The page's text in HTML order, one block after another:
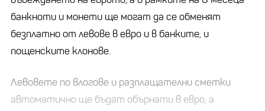
банкноти и монети ще могат да се обменят
безплатно от левове в евро и в банките, и
пощенските клонове.
Левовете по влогове и разплащателни сметки
автоматично ще бъдат обърнати в евро, а